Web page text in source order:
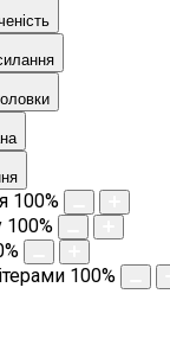
100%
100%
%
100%